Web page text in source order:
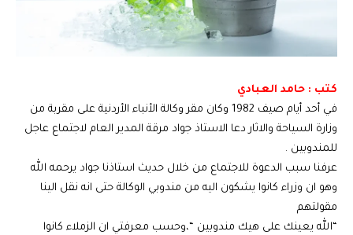
كتب : حامد العبادي
في أحد أيام صيف 1982 وكان مقر وكالة الأنباء الأردنية على مقربة من
وزارة السياحة والاثار دعا الاستاذ جواد مرقة المدير العام لاجتماع عاجل
للمندوبين .
عرفنا سبب الدعوة للاجتماع من خلال حديث استاذنا جواد يرحمه الله
وهو ان وزراء كانوا يشكون اليه من مندوبي الوكالة حتى انه نقل الينا
مقولتهم
“الله يعينك على هيك مندوبين “،وحسب معرفتي ان الزملاء كانوا